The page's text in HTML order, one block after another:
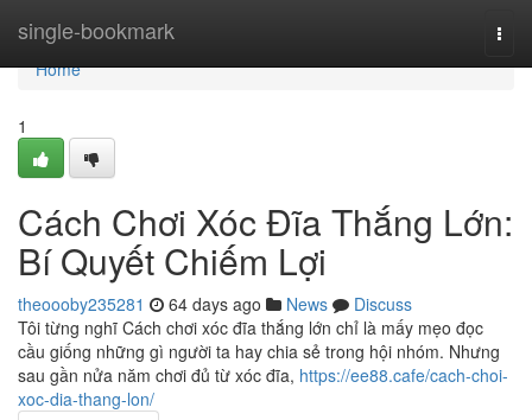
single-bookmark
Home
Home
1
Cách Chơi Xóc Đĩa Thắng Lớn:
Bí Quyết Chiếm Lợi
theoooby235281 64 days ago News
Discuss
Tôi từng nghĩ Cách chơi xóc đĩa thắng lớn chỉ là mấy mẹo đọc
cầu giống những gì người ta hay chia sẻ trong hội nhóm. Nhưng
sau gần nửa năm chơi đủ từ xóc đĩa, https://ee88.cafe/cach-choi-
xoc-dia-thang-lon/